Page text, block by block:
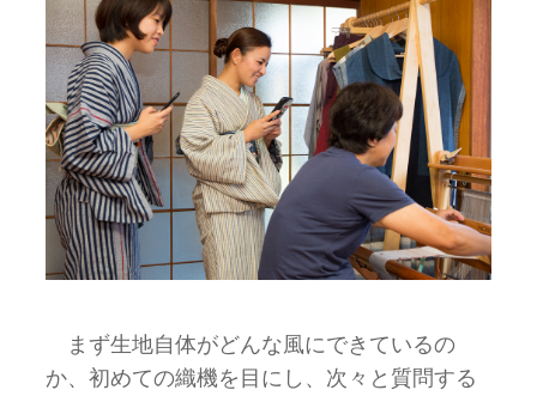
まず生地自体がどんな風にできているの
か、初めての織機を目にし、次々と質問する